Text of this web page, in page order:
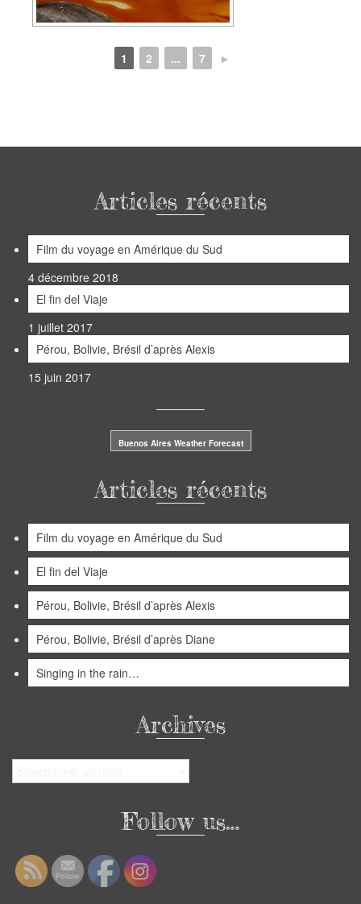
1 2 ... 7 ►
Articles récents
Film du voyage en Amérique du Sud
4 décembre 2018
El fin del Viaje
1 juillet 2017
Pérou, Bolivie, Brésil d’après Alexis
15 juin 2017
Buenos Aires Weather Forecast
Articles récents
Film du voyage en Amérique du Sud
El fin del Viaje
Pérou, Bolivie, Brésil d’après Alexis
Pérou, Bolivie, Brésil d’après Diane
Singing in the rain…
Archives
Follow us…